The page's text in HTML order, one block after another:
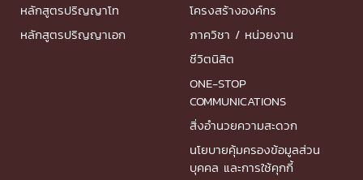
หลักสูตรปริญญาโท
หลักสูตรปริญญาเอก
โครงสร้างองค์กร
ภาควิชา / หน่วยงาน
ชีวิตนิสิต
ONE-STOP
COMMUNICATIONS
สิ่งอำนวยความสะดวก
นโยบายคุ้มครองข้อมูลส่วน
บุคคล และการใช้คุกกี้